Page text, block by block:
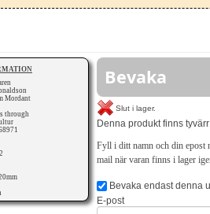
Mordant
through
Bevaka
Slut i lager.
Denna produkt finns
Fyll i ditt namn och din epost
mail när varan finns i lager
Bevaka endast denna
E-post